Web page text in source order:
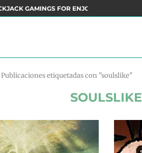
GAMINGS FOR ENJOYABLE
Publicaciones etiquetadas con "soulslike"
SOULSLIKE